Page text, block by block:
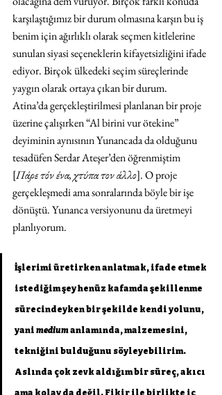
karşılaştığımız bir durum olmasına karşın bu iş
benim için ağırlıklı olarak seçmen kitlelerine
sunulan siyasi seçeneklerin kifayetsizliğini ifade
ediyor. Birçok ülkedeki seçim süreçlerinde
yaygın olarak ortaya çıkan bir durum.
Atina’da gerçekleştirilmesi planlanan bir proje
üzerine çalışırken “Al birini vur ötekine”
deyiminin aynısının Yunancada da olduğunu
tesadüfen Serdar Ateşer’den öğrenmiştim
[Πάρε τόν ένα, χτύπα τον άλλο]. O proje
gerçekleşmedi ama sonralarında böyle bir işe
dönüştü. Yunanca versiyonunu da üretmeyi
planlıyorum.
İşlerimi üretirken anlatmak, ifade etmek
istediğim şey henüz kafamda şekillenme
sürecindeyken bir şekilde kendi yolunu,
yani medium anlamında, malzemesini,
tekniğini bulduğunu söyleyebilirim.
Aslında çok zevk aldığım bir süreç, akıcı